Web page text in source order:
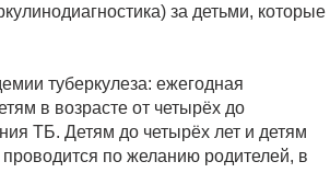
за детьми, которые
туберкулеза: ежегодная
в возрасте от четырёх до
ТБ. Детям до четырёх лет и детям
проводится по желанию родителей, в